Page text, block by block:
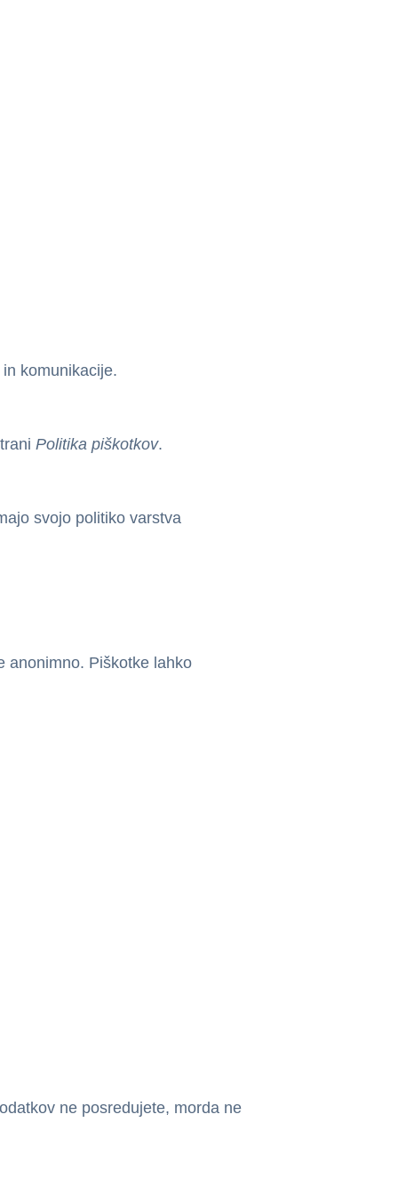
komunikacije.
Politika piškotkov.
svojo politiko varstva
anonimno. Piškotke lahko
ne posredujete, morda ne